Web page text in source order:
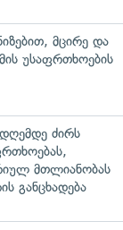
მცირე და
უსაფრთხოების
ძირს
მთლიანობას
განცხადება